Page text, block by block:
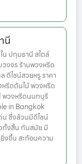
นี
ปทุมธานี สไตล์
งจร ร้านพวงหรีด
ดีไซน์สวยหรู ราคา
รีดต้นไม้ พวงหรีด
พวงหรีดนนทบุรี
in Bangkok
น ซึ่งล้วนมีดีไซน์
ทั้งสิ้น ทันสมัย มี
งขึ้น สะท้อนความ